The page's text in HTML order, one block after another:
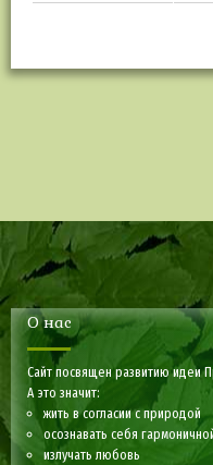
О нас
Сайт посвящен развитию идеи
А это значит:
жить в согласии с природой
осознавать себя
излучать любовь